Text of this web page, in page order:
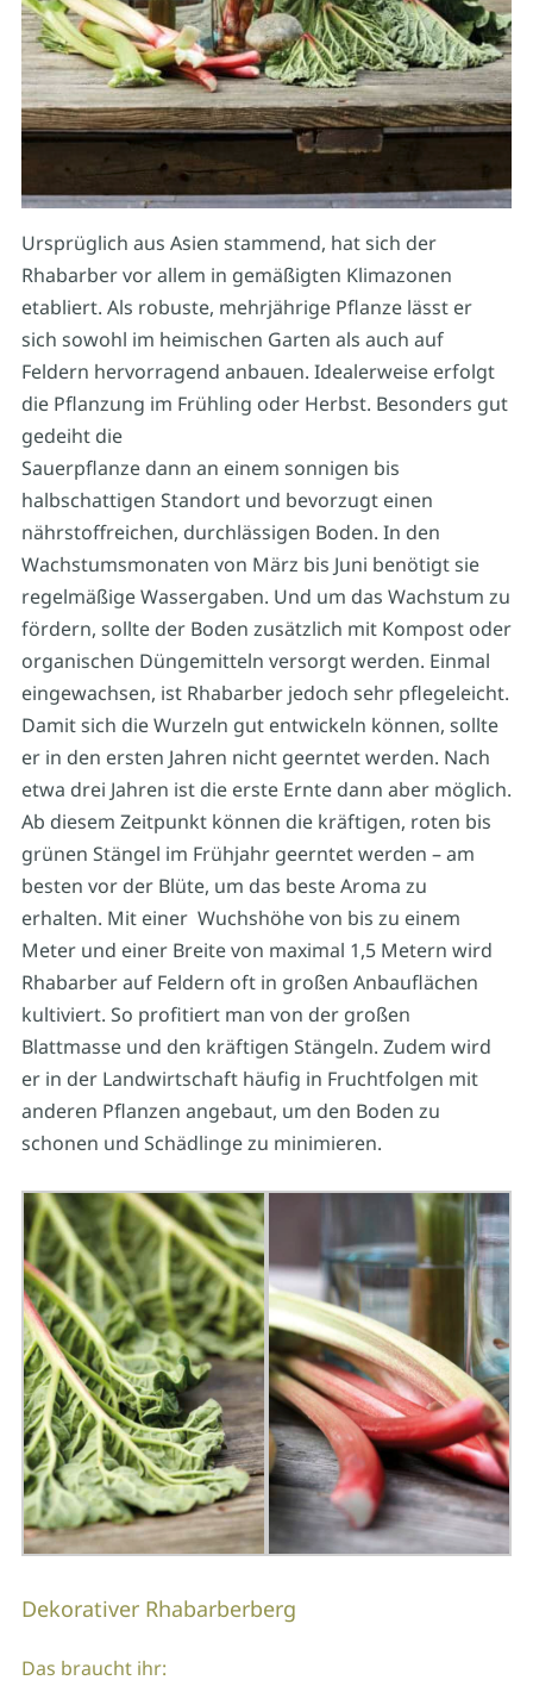
Ursprüglich aus Asien stammend, hat sich der
Rhabarber vor allem in gemäßigten Klimazonen
etabliert. Als robuste, mehrjährige Pflanze lässt er
sich sowohl im heimischen Garten als auch auf
Feldern hervorragend anbauen. Idealerweise erfolgt
die Pflanzung im Frühling oder Herbst. Besonders gut
gedeiht die
Sauerpflanze dann an einem sonnigen bis
halbschattigen Standort und bevorzugt einen
nährstoffreichen, durchlässigen Boden. In den
Wachstumsmonaten von März bis Juni benötigt sie
regelmäßige Wassergaben. Und um das Wachstum zu
fördern, sollte der Boden zusätzlich mit Kompost oder
organischen Düngemitteln versorgt werden. Einmal
eingewachsen, ist Rhabarber jedoch sehr pflegeleicht.
Damit sich die Wurzeln gut entwickeln können, sollte
er in den ersten Jahren nicht geerntet werden. Nach
etwa drei Jahren ist die erste Ernte dann aber möglich.
Ab diesem Zeitpunkt können die kräftigen, roten bis
grünen Stängel im Frühjahr geerntet werden – am
besten vor der Blüte, um das beste Aroma zu
erhalten. Mit einer Wuchshöhe von bis zu einem
Meter und einer Breite von maximal 1,5 Metern wird
Rhabarber auf Feldern oft in großen Anbauflächen
kultiviert. So profitiert man von der großen
Blattmasse und den kräftigen Stängeln. Zudem wird
er in der Landwirtschaft häufig in Fruchtfolgen mit
anderen Pflanzen angebaut, um den Boden zu
schonen und Schädlinge zu minimieren.
Dekorativer Rhabarberberg
Das braucht ihr: